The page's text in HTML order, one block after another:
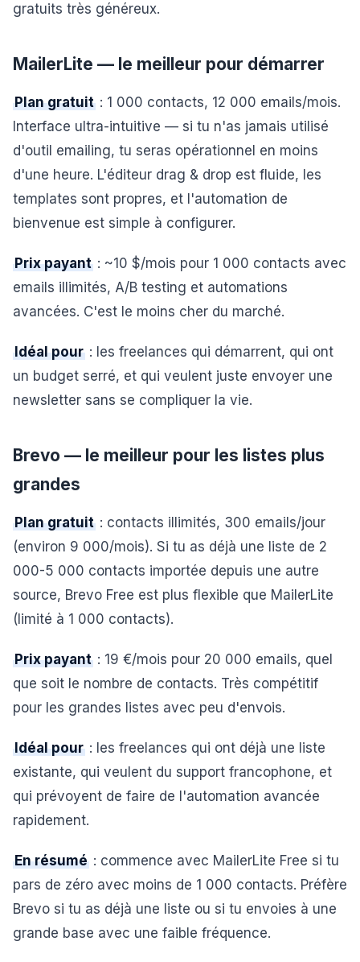
gratuits très généreux.
MailerLite — le meilleur pour démarrer
Plan gratuit : 1 000 contacts, 12 000 emails/mois.
Interface ultra-intuitive — si tu n'as jamais utilisé
d'outil emailing, tu seras opérationnel en moins
d'une heure. L'éditeur drag & drop est fluide, les
templates sont propres, et l'automation de
bienvenue est simple à configurer.
Prix payant : ~10 $/mois pour 1 000 contacts avec
emails illimités, A/B testing et automations
avancées. C'est le moins cher du marché.
Idéal pour : les freelances qui démarrent, qui ont
un budget serré, et qui veulent juste envoyer une
newsletter sans se compliquer la vie.
Brevo — le meilleur pour les listes plus
grandes
Plan gratuit : contacts illimités, 300 emails/jour
(environ 9 000/mois). Si tu as déjà une liste de 2
000-5 000 contacts importée depuis une autre
source, Brevo Free est plus flexible que MailerLite
(limité à 1 000 contacts).
Prix payant : 19 €/mois pour 20 000 emails, quel
que soit le nombre de contacts. Très compétitif
pour les grandes listes avec peu d'envois.
Idéal pour : les freelances qui ont déjà une liste
existante, qui veulent du support francophone, et
qui prévoyent de faire de l'automation avancée
rapidement.
En résumé : commence avec MailerLite Free si tu
pars de zéro avec moins de 1 000 contacts. Préfère
Brevo si tu as déjà une liste ou si tu envoies à une
grande base avec une faible fréquence.